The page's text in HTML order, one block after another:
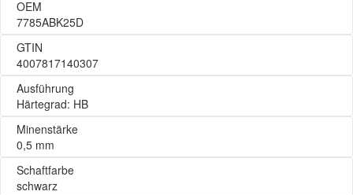
OEM
7785ABK25D
GTIN
4007817140307
Ausführung
Härtegrad: HB
Minenstärke
0,5 mm
Schaftfarbe
schwarz